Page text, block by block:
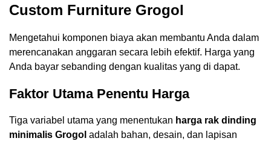
Custom Furniture Grogol
Mengetahui komponen biaya akan membantu Anda dalam
merencanakan anggaran secara lebih efektif. Harga yang
Anda bayar sebanding dengan kualitas yang di dapat.
Faktor Utama Penentu Harga
Tiga variabel utama yang menentukan harga rak dinding
minimalis Grogol adalah bahan, desain, dan lapisan